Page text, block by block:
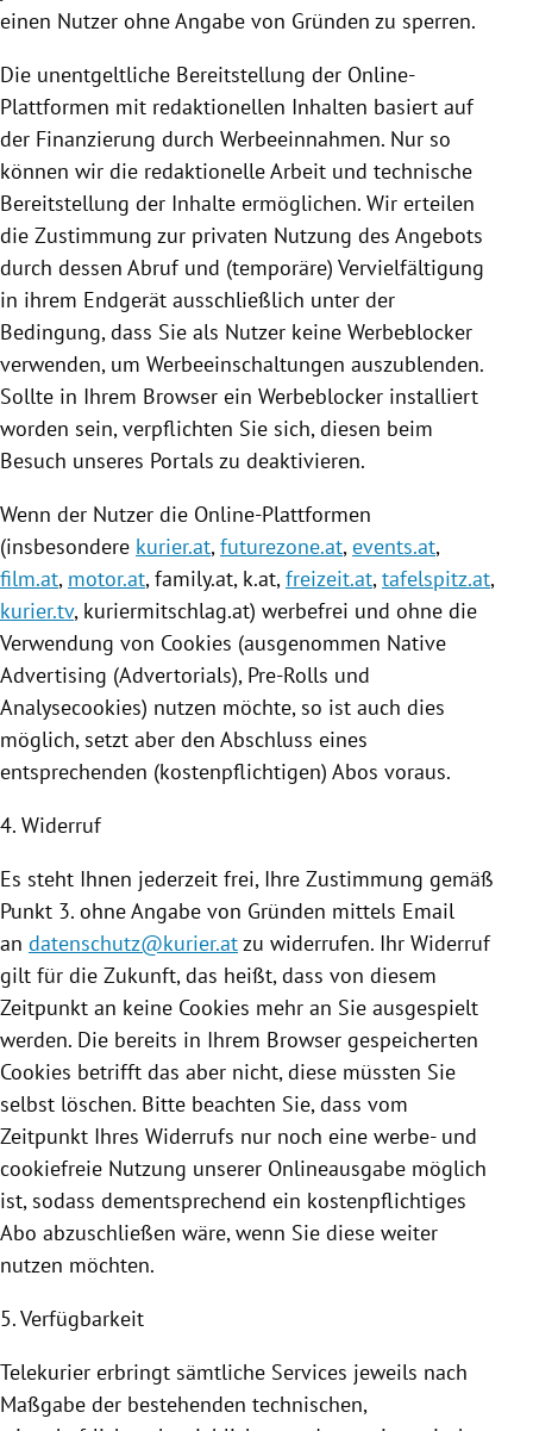
einen Nutzer ohne Angabe von Gründen zu sperren.
Die unentgeltliche Bereitstellung der Online-
Plattformen mit redaktionellen Inhalten basiert auf
der Finanzierung durch Werbeeinnahmen. Nur so
können wir die redaktionelle Arbeit und technische
Bereitstellung der Inhalte ermöglichen. Wir erteilen
die Zustimmung zur privaten Nutzung des Angebots
durch dessen Abruf und (temporäre) Vervielfältigung
in ihrem Endgerät ausschließlich unter der
Bedingung, dass Sie als Nutzer keine Werbeblocker
verwenden, um Werbeeinschaltungen auszublenden.
Sollte in Ihrem Browser ein Werbeblocker installiert
worden sein, verpflichten Sie sich, diesen beim
Besuch unseres Portals zu deaktivieren.
Wenn der Nutzer die Online-Plattformen
(insbesondere kurier.at, futurezone.at, events.at,
film.at, motor.at, family.at, k.at, freizeit.at, tafelspitz.at,
kurier.tv, kuriermitschlag.at) werbefrei und ohne die
Verwendung von Cookies (ausgenommen Native
Advertising (Advertorials), Pre-Rolls und
Analysecookies) nutzen möchte, so ist auch dies
möglich, setzt aber den Abschluss eines
entsprechenden (kostenpflichtigen) Abos voraus.
4. Widerruf
Es steht Ihnen jederzeit frei, Ihre Zustimmung gemäß
Punkt 3. ohne Angabe von Gründen mittels Email
an datenschutz@kurier.atzu widerrufen. Ihr Widerruf
gilt für die Zukunft, das heißt, dass von diesem
Zeitpunkt an keine Cookies mehr an Sie ausgespielt
werden. Die bereits in Ihrem Browser gespeicherten
Cookies betrifft das aber nicht, diese müssten Sie
selbst löschen. Bitte beachten Sie, dass vom
Zeitpunkt Ihres Widerrufs nur noch eine werbe- und
cookiefreie Nutzung unserer Onlineausgabe möglich
ist, sodass dementsprechend ein kostenpflichtiges
Abo abzuschließen wäre, wenn Sie diese weiter
nutzen möchten.
5. Verfügbarkeit
Telekurier erbringt sämtliche Services jeweils nach
Maßgabe der bestehenden technischen,